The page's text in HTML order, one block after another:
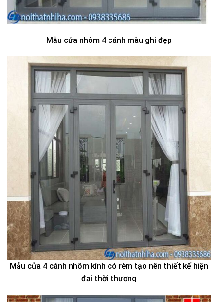
Mẫu cửa nhôm 4 cánh màu ghi đẹp
Mẫu cửa 4 cánh nhôm kính có rèm tạo nên thiết kế hiện
đại thời thượng